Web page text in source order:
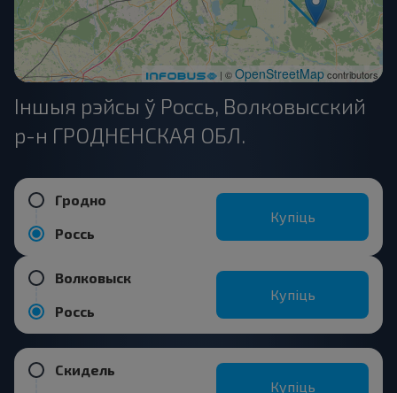
| ©OpenStreetMapcontributors
Іншыя рэйсы ў Россь, Волковысский
р-н ГРОДНЕНСКАЯ ОБЛ.
Гродно
Россь
Купіць
Волковыск
Россь
Купіць
Скидель
Купіць